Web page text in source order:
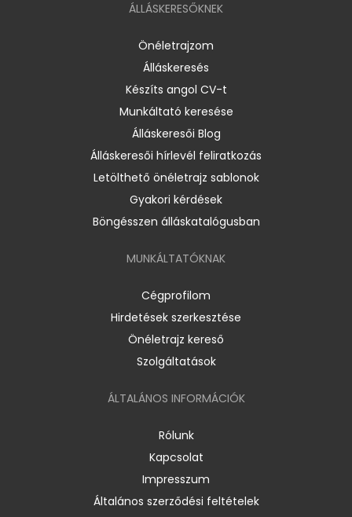
ÁLLÁSKERESŐKNEK
Önéletrajzom
Álláskeresés
Készíts angol CV-t
Munkáltató keresése
Álláskeresői Blog
Álláskeresői hírlevél feliratkozás
Letölthető önéletrajz sablonok
Gyakori kérdések
Böngésszen álláskatalógusban
MUNKÁLTATÓKNAK
Cégprofilom
Hirdetések szerkesztése
Önéletrajz kereső
Szolgáltatások
ÁLTALÁNOS INFORMÁCIÓK
Rólunk
Kapcsolat
Impresszum
Általános szerződési feltételek